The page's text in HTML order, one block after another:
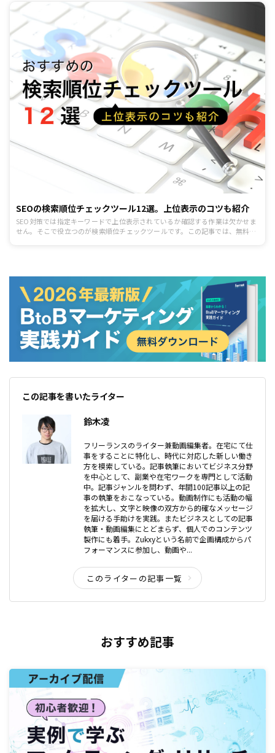
れば必要になるGoogle Search ConsoleとGoogle アナリティクスの連携方
法、検索キーワードの取得方法を紹介します。
SEOの検索順位チェックツール12選。上位表示のコツも紹介
SEO対策では指定キーワードで上位表示されているか確認する作業は欠かせま
せん。そこで役立つのが検索順位チェックツールです。この記事では、無料ツ
この記事を書いたライター
鈴木凌
フリーランスのライター兼動画編集者。在宅にて仕
事をすることに特化し、時代に対応した新しい働き
方を模索している。記事執筆においてビジネス分野
を中心として、副業や在宅ワークを専門として活動
中。記事ジャンルを問わず、年間100記事以上の記
事の執筆をおこなっている。動画制作にも活動の幅
を拡大し、文字と映像の双方から的確なメッセージ
を届ける手助けを実践。またビジネスとしての記事
執筆・動画編集にとどまらず、個人でのコンテンツ
製作にも着手。Zukxyという名前で企画構成からパ
フォーマンスに参加し、動画や...
このライターの記事一覧
おすすめ記事